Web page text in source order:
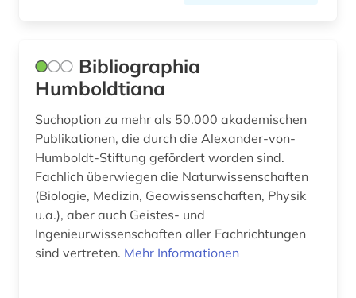
zeitschriftenaufsatz (4)
zitation (1)
zitierindex (1)
österreich (1)
Bibliographia
Humboldtiana
Suchoption zu mehr als 50.000 akademischen
Publikationen, die durch die Alexander-von-
Humboldt-Stiftung gefördert worden sind.
Fachlich überwiegen die Naturwissenschaften
(Biologie, Medizin, Geowissenschaften, Physik
u.a.), aber auch Geistes- und
Ingenieurwissenschaften aller Fachrichtungen
sind vertreten. Mehr Informationen